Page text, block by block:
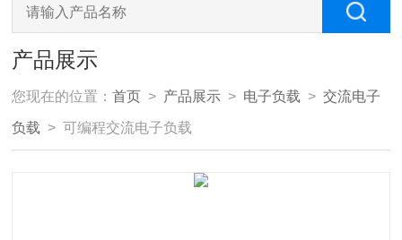
产品展示
您现在的位置：首页 > 产品展示 > 电子负载 >交流电子
负载 > 可编程交流电子负载